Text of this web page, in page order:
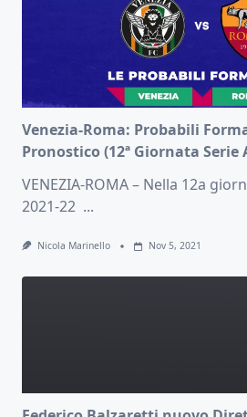
Venezia-Roma: Probabili
Pronostico (12ª Giornata Serie
VENEZIA-ROMA – Nella 12a
2021-22 ...
Nicola Marinello Nov 5, 2021